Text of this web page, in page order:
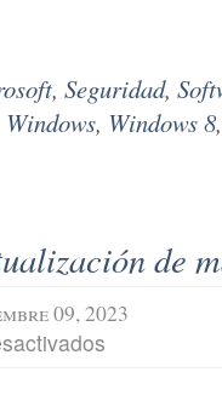
, Seguridad,
Windows, Windows 8
de
09, 2023